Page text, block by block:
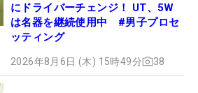
にドライバーチェンジ！ UT、5W
は名器を継続使用中 #男子プロセ
ッティング
2026年8月6日 (木) 15時49分 38